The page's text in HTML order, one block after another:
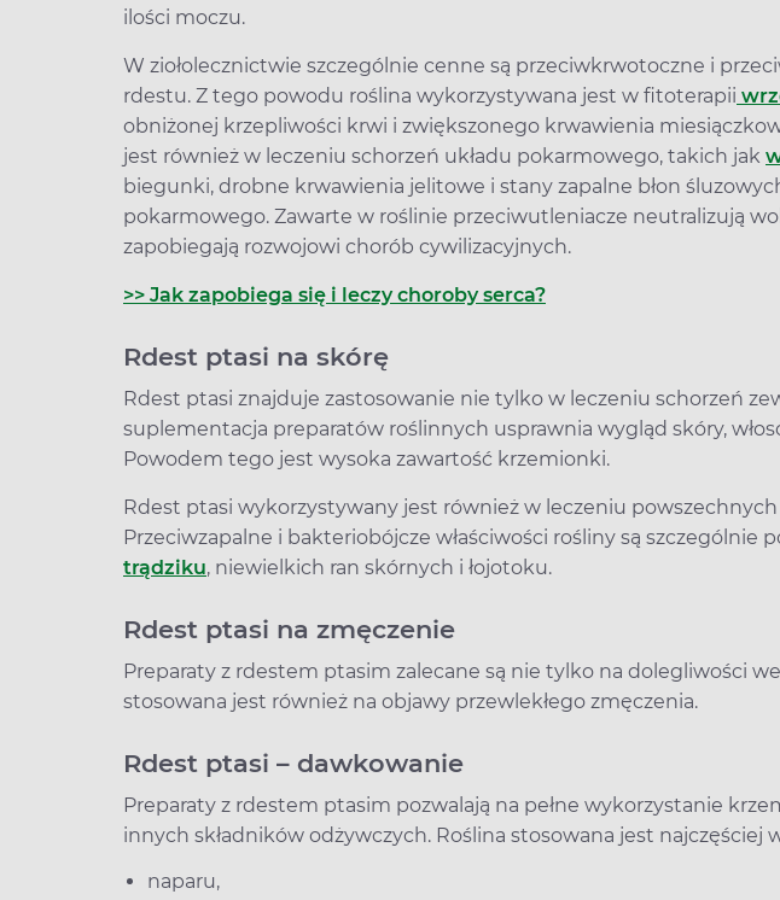
ilości moczu.
W ziołolecznictwie szczególnie cenne są przeciwkrwotoczne i
rdestu. Z tego powodu roślina wykorzystywana jest w fitoterapii
obniżonej krzepliwości krwi i zwiększonego krwawienia
jest również w leczeniu schorzeń układu pokarmowego, takich jak
biegunki, drobne krwawienia jelitowe i stany zapalne błon
pokarmowego. Zawarte w roślinie przeciwutleniacze neutralizują
zapobiegają rozwojowi chorób cywilizacyjnych.
>> Jak zapobiega się i leczy choroby serca?
Rdest ptasi na skórę
Rdest ptasi znajduje zastosowanie nie tylko w leczeniu schorzeń
suplementacja preparatów roślinnych usprawnia wygląd skóry,
Powodem tego jest wysoka zawartość krzemionki.
Rdest ptasi wykorzystywany jest również w leczeniu
Przeciwzapalne i bakteriobójcze właściwości rośliny są szczególnie
trądziku, niewielkich ran skórnych i łojotoku.
Rdest ptasi na zmęczenie
Preparaty z rdestem ptasim zalecane są nie tylko na dolegliwości
stosowana jest również na objawy przewlekłego zmęczenia.
Rdest ptasi – dawkowanie
Preparaty z rdestem ptasim pozwalają na pełne wykorzystanie
innych składników odżywczych. Roślina stosowana jest najczęściej
naparu,